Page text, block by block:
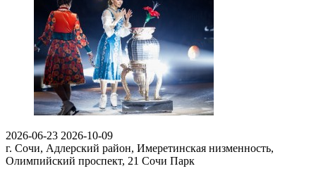
2026-06-23 2026-10-09
г. Сочи, Адлерский район, Имеретинская низменность,
Олимпийский проспект, 21 Сочи Парк